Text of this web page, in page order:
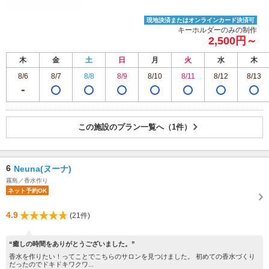
現地決済またはオンラインカード決済可
キーホルダーのみの制作
2,500円～
木 金 土 日 月 火 水
木
8/6
8/7 8/8 8/9 8/10 8/11 8/12 8/13
この施設のプラン一覧へ（1件）
6 Neuna(ヌーナ)
霧島／香水作り
ネット予約OK
4.9 (21件)
“癒しの時間をありがとうございました。”
香水を作りたい！ってことでこちらのサロンを見つけました。 初めての香水づくり
だったのでドキドキワクワ...